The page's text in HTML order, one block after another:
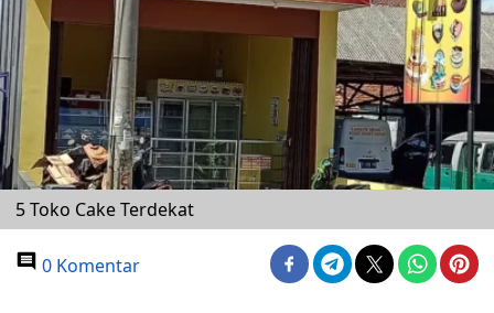
5 Toko Cake Terdekat
0 Komentar